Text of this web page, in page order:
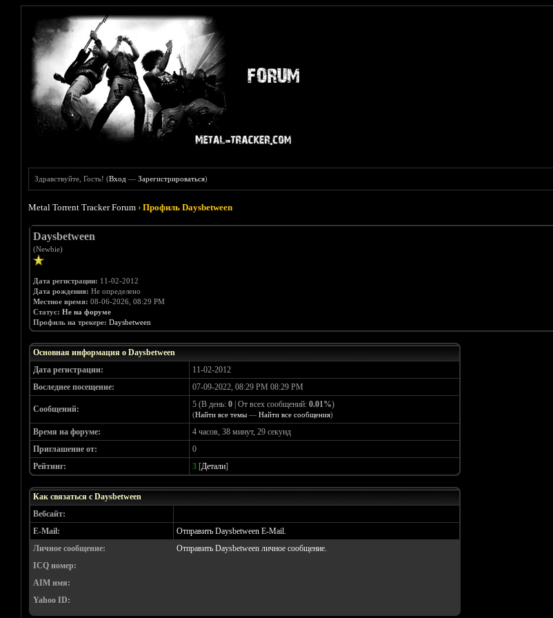
Здравствуйте, Гость! (Вход —Зарегистрироваться)
Metal Torrent Tracker Forum ›Профиль Daysbetween
Daysbetween
(Newbie)
Дата регистрации: 11-02-2012
Дата рождения: Не определено
Местное время: 08-06-2026, 08:29 PM
Статус: Не на форуме
Профиль на трекере: Daysbetween
Основная информация о Daysbetween
Дата регистрации:
11-02-2012
Воследнее посещение:
07-09-2022, 08:29 PM 08:29 PM
Сообщений: 5 (В день: 0| От всех сообщений: 0.01%)
(Найти все темы— Найти все сообщения)
Время на форуме:
4 часов, 38 минут, 29 секунд
Приглашение от:
0
Рейтинг:
3 [Детали]
Как связаться с Daysbetween
Вебсайт:
E-Mail:
Отправить Daysbetween E-Mail.
Личное сообщение:
Отправить Daysbetween личное сообщение.
ICQ номер:
AIM имя:
Yahoo ID: